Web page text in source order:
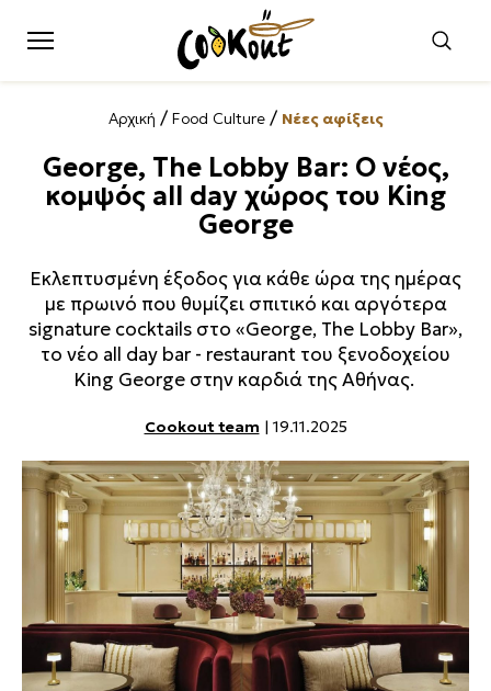
Αρχική / Food Culture/ Νέες αφίξεις
George, The Lobby Bar: Ο νέος,
κομψός all day χώρος του King
George
Εκλεπτυσμένη έξοδος για κάθε ώρα της ημέρας
με πρωινό που θυμίζει σπιτικό και αργότερα
signature cocktails στο «George, The Lobby Bar»,
το νέο all day bar - restaurant του ξενοδοχείου
King George στην καρδιά της Αθήνας.
Cookout team | 19.11.2025